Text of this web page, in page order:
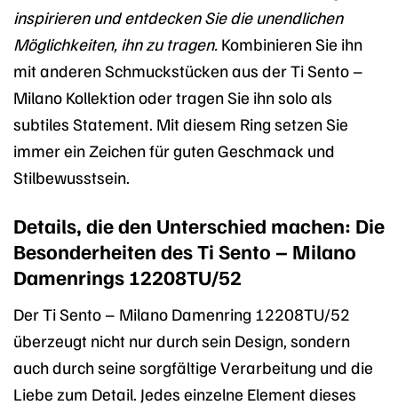
inspirieren und entdecken Sie die unendlichen
Möglichkeiten, ihn zu tragen. Kombinieren Sie ihn
mit anderen Schmuckstücken aus der Ti Sento –
Milano Kollektion oder tragen Sie ihn solo als
subtiles Statement. Mit diesem Ring setzen Sie
immer ein Zeichen für guten Geschmack und
Stilbewusstsein.
Details, die den Unterschied machen: Die
Besonderheiten des Ti Sento – Milano
Damenrings 12208TU/52
Der Ti Sento – Milano Damenring 12208TU/52
überzeugt nicht nur durch sein Design, sondern
auch durch seine sorgfältige Verarbeitung und die
Liebe zum Detail. Jedes einzelne Element dieses